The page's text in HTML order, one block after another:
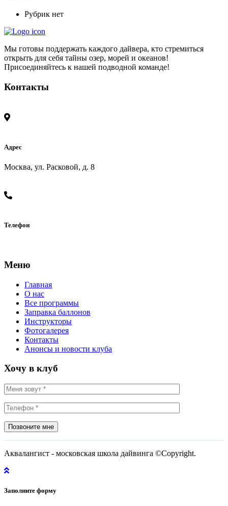
Рубрик нет
Мы готовы поддержать каждого дайвера, кто стремиться
открыть для себя тайны озер, морей и океанов!
Присоединяйтесь к нашей подводной команде!
Контакты
Адрес
Москва, ул. Расковой, д. 8
Телефон
Меню
Главная
О нас
Все программы
Заправка баллонов
Инструкторы
Фотогалерея
Контакты
Анонсы и новости клуба
Хочу в клуб
Позвоните мне
Аквалангист - московская школа дайвинга ©Copyright.
Заполните форму